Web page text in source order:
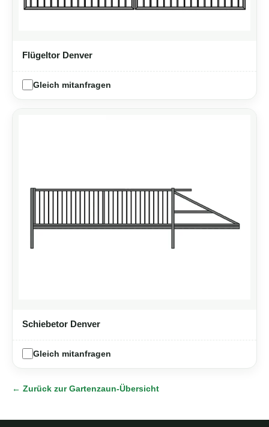
Flügeltor Denver
Gleich mitanfragen
Schiebetor Denver
Gleich mitanfragen
← Zurück zur Gartenzaun-Übersicht